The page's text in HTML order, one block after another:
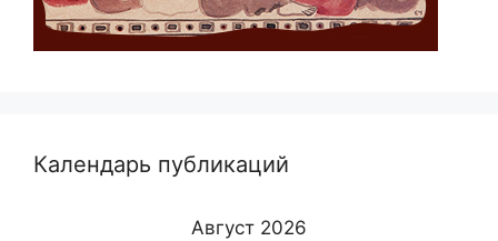
Календарь публикаций
Август 2026